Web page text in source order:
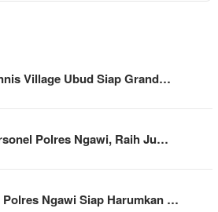
Village Ubud Siap Grand…
Polres Ngawi, Raih Ju…
Polres Ngawi Siap Harumkan …